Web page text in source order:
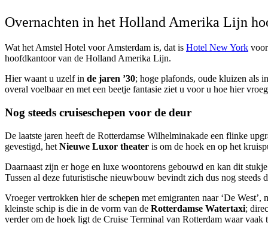
Overnachten in het Holland Amerika Lijn
Wat het Amstel Hotel voor Amsterdam is, dat is Hotel New York
hoofdkantoor van de Holland Amerika Lijn.
Hier waant u uzelf in de jaren ’30; hoge plafonds, oude kluizen als
overal voelbaar en met een beetje fantasie ziet u voor u hoe hier
Nog steeds cruiseschepen voor de deur
De laatste jaren heeft de Rotterdamse Wilhelminakade een flinke
gevestigd, het Nieuwe Luxor theater is om de hoek en op het
Daarnaast zijn er hoge en luxe woontorens gebouwd en kan dit
Tussen al deze futuristische nieuwbouw bevindt zich dus nog steeds
Vroeger vertrokken hier de schepen met emigranten naar ‘De
kleinste schip is die in de vorm van de Rotterdamse Watertaxi;
verder om de hoek ligt de Cruise Terminal van Rotterdam waar vaak